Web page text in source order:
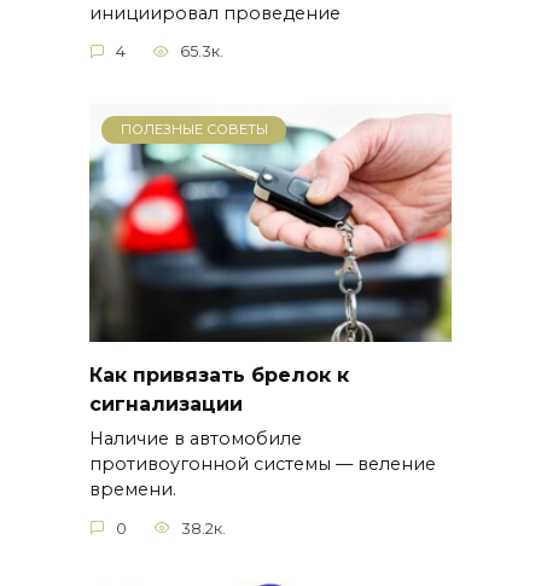
инициировал проведение
4 65.3к.
ПОЛЕЗНЫЕ СОВЕТЫ
Как привязать брелок к
сигнализации
Наличие в автомобиле
противоугонной системы — веление
времени.
0 38.2к.